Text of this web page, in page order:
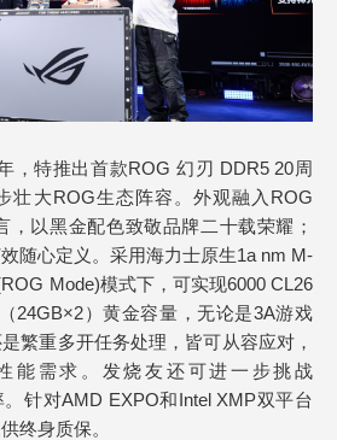
，特推出首款ROG 幻刃 DDR5 20周
壮大ROG生态阵容。外观融入ROG
，以黑金配色致敬品牌二十载荣耀；
随心定义。采用海力士原生1a nm M-
Mode)模式下，可实现6000 CL26
24GB×2）黄金容量，无论是3A游戏
繁重多开任务处理，皆可从容应对，
能需求。发烧友还可进一步挑战
针对AMD EXPO和Intel XMP双平台
终身质保。